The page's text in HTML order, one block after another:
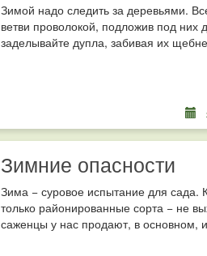
Зимой надо следить за деревьями.
ветви проволокой, подложив под них
заделывайте дупла, забивая их
Зимние опасности
Зима − суровое испытание для сада.
только районированные сорта − не
саженцы у нас продают, в основном,